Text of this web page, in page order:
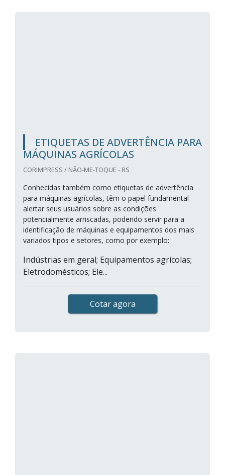
ETIQUETAS DE ADVERTÊNCIA PARA
MÁQUINAS AGRÍCOLAS
CORIMPRESS / NÃO-ME-TOQUE - RS
Conhecidas também como etiquetas de advertência
para máquinas agrícolas, têm o papel fundamental
alertar seus usuários sobre as condições
potencialmente arriscadas, podendo servir para a
identificação de máquinas e equipamentos dos mais
variados tipos e setores, como por exemplo:
Indústrias em geral; Equipamentos agrícolas;
Eletrodomésticos; Ele...
Cotar agora